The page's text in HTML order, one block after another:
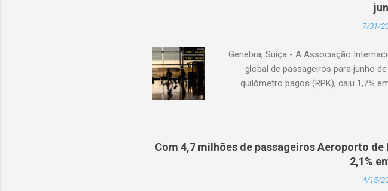
7/31/
Genebra, Suíça - A Associação
global de passageiros para junho
quilômetro pagos (RPK), caiu 1,7%
1,3% em relação ao ano anterior. A
com junho de 2025). A demanda
Oriente Médio, a demanda cresceu
de ocupação foi de 84,2% (-0,2
doméstica contraiu 3,0% em
ano anterior. O fator de
Com 4,7 milhões de passageiros Aeroporto
2,1%
4/15/